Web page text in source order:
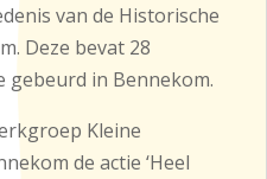
van de Historische
Deze bevat 28
gebeurd in Bennekom.
Kleine
de actie ‘Heel